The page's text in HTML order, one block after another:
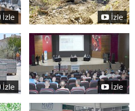
İzle İzle
İzle İzle